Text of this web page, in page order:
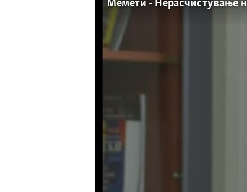
Мемети - Нерасчистување